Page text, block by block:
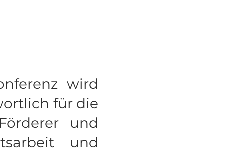
wird
für die
und
und